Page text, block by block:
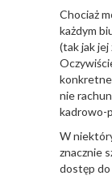
Chociaż
każdym
(tak jak
konkretne
nie
kadrowo-
W
znacznie
dostęp do